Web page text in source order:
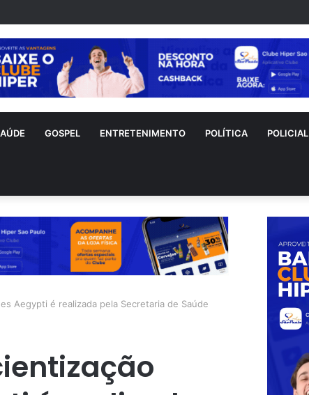
em rara aparição após diagnóstico de demência frontotemporal
GOSPEL ENTRETENIMENTO POLÍTICA POLICIAL
Aegypti é realizada pela Secretaria de Saúde